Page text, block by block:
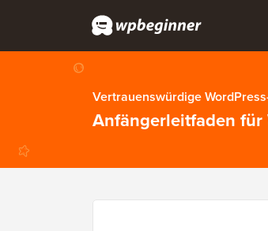
Vertrauenswürdige
Anfängerleitfaden für